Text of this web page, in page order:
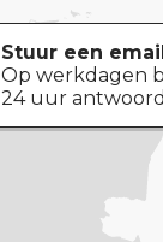
Stuur een email
Op werkdagen
24 uur antwoord